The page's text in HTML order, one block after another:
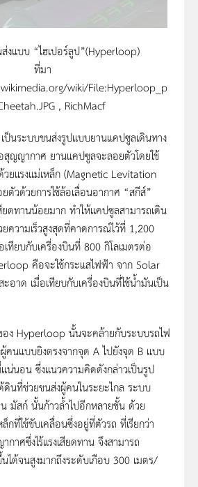
งแบบ “ไฮเปอร์ลูป”(Hyperloop)
ที่มา
wiki/File:Hyperloop_p
, RichMacf
บบขนส่งรูปแบบยานแคปซูลเดินทาง
สุญญากาศ ยานแคปซูลจะลอยตัวโดยใช้
วยแรงแม่เหล็ก (Magnetic Levitation
วด้วยการใช้ล้อเลื่อนอากาศ “สกีส์”
ยดทานน้อยมาก ทำให้แคปซูลสามารถเดิน
ยความเร็วสูงสุดที่คาดการณ์ไว้ที่ 1,200
เทียบกับเครื่องบินที่ 800 กิโลเมตรต่อ
คือจะใช้กระแสไฟฟ้า จาก Solar
อาด เมื่อเทียบกับเครื่องบินที่ใช้น้ำมันเป็น
นั้นจะคล้ายกับระบบรถไฟ
คนแบบยิงตรงจากจุด A ไปยังจุด B แบบ
น่นอน ซึ่งแนวความคิดดังกล่าวเป็นรูป
ดินที่ช่วยขนส่งผู้คนในระยะไกล ระบบ
มัสก์ นั้นก้าวลํ้าไปอีกหลายขั้น ด้วย
กที่ใช้ขับเคลื่อนซึ่งอยู่ที่ตัวรถ ที่เรียกว่า
าศซึ่งไร้แรงเสียดทาน จึงสามารถ
นได้จนสูงมากถึงระดับเกือบ 300 เมตร/